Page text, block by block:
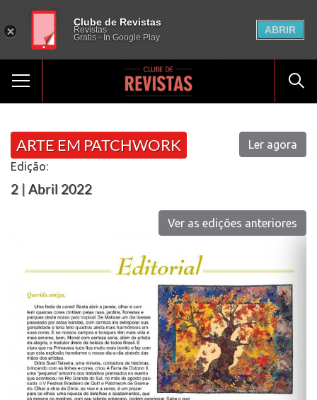
ARTE EM PATCHWORK
Edição:
2 | Abril 2022
Ler agora
Ver as edições anteriores
Clube de Revistas
Revistas
Gratis - In Google Play
ABRIR